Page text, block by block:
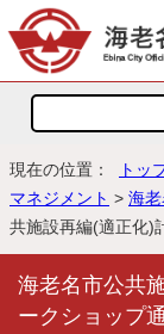
現在の位置： トッ
マネジメント > 海
共施設再編(適正化)
海老名市公共
ークショップ